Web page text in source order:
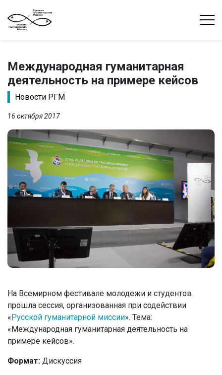
Международная гуманитарная
деятельность на примере кейсов
Новости РГМ
16 октября 2017
На Всемирном фестивале молодежи и студентов
прошла сессия, организованная при содействии
«Русской гуманитарной миссии». Тема:
«Международная гуманитарная деятельность на
примере кейсов».
Формат: Дискуссия